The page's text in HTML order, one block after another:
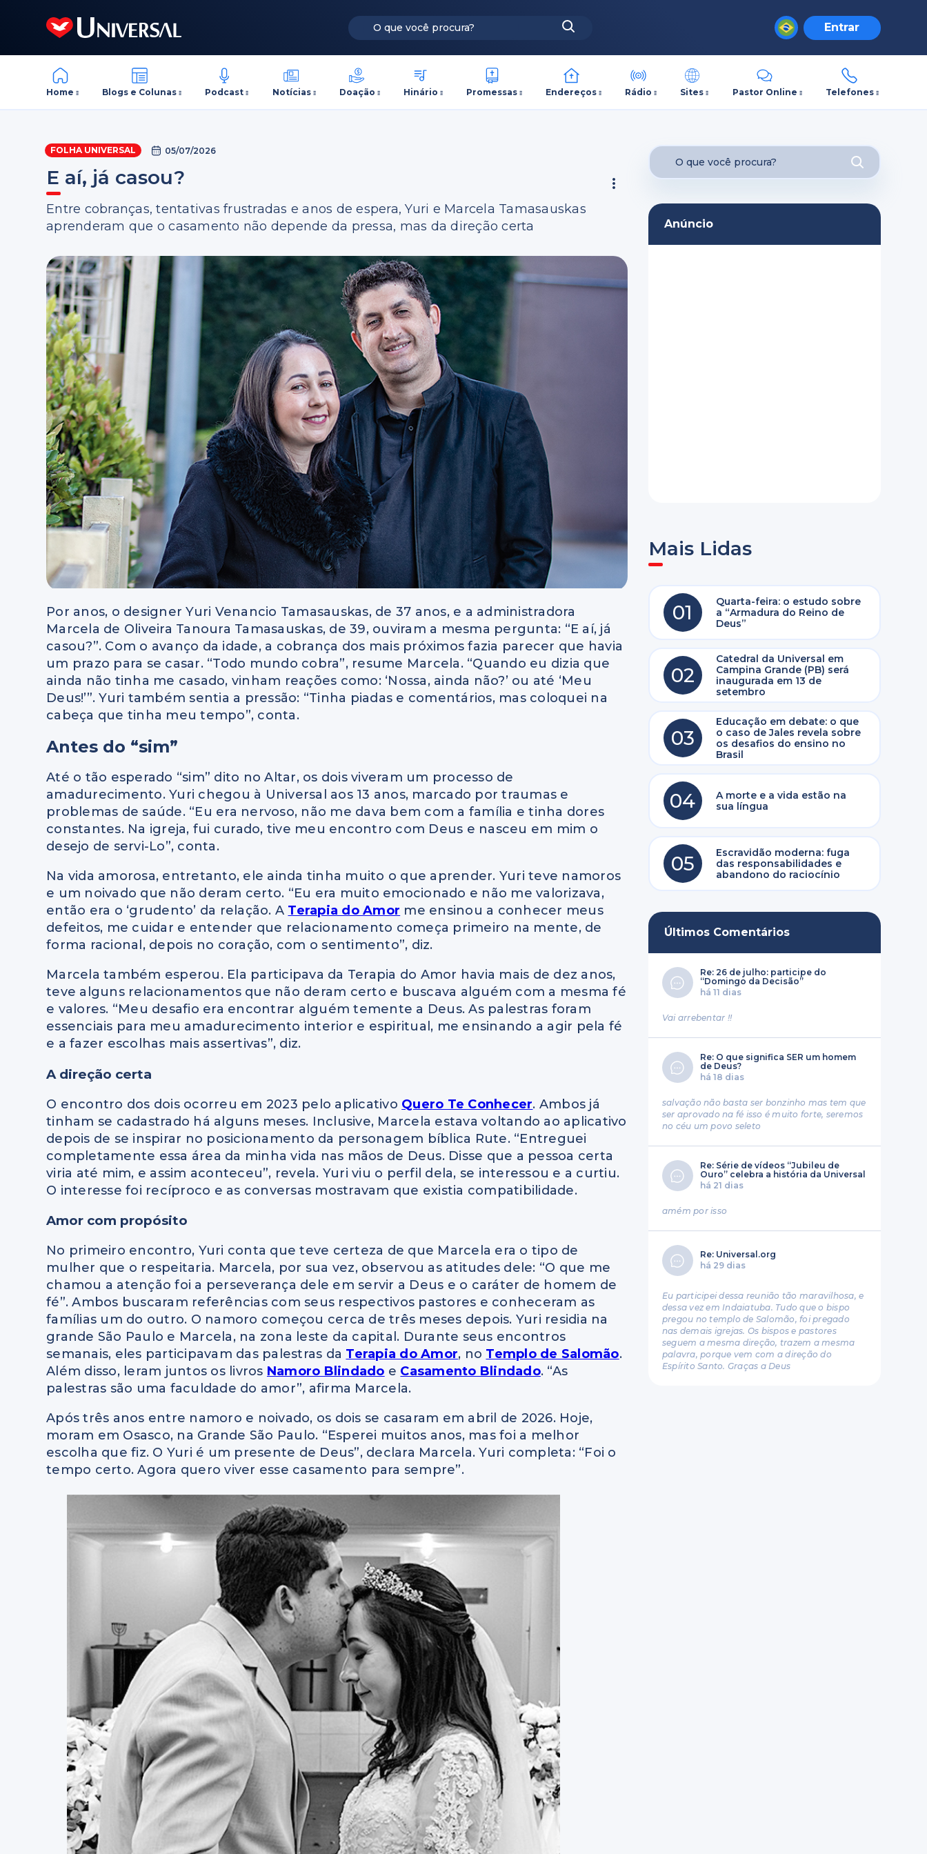
Entrar
Home Blogs e Colunas Podcast Notícias Doação Hinário Promessas Endereços Rádio Sites Pastor Online Telefones
FOLHA UNIVERSAL 05/07/2026
E aí, já casou?
Entre cobranças, tentativas frustradas e anos de espera, Yuri e Marcela Tamasauskas
aprenderam que o casamento não depende da pressa, mas da direção certa
Por anos, o designer Yuri Venancio Tamasauskas, de 37 anos, e a administradora
Marcela de Oliveira Tanoura Tamasauskas, de 39, ouviram a mesma pergunta: “E aí, já
casou?”. Com o avanço da idade, a cobrança dos mais próximos fazia parecer que havia
um prazo para se casar. “Todo mundo cobra”, resume Marcela. “Quando eu dizia que
ainda não tinha me casado, vinham reações como: ‘Nossa, ainda não?’ ou até ‘Meu
Deus!’”. Yuri também sentia a pressão: “Tinha piadas e comentários, mas coloquei na
cabeça que tinha meu tempo”, conta.
Antes do “sim”
Até o tão esperado “sim” dito no Altar, os dois viveram um processo de
amadurecimento. Yuri chegou à Universal aos 13 anos, marcado por traumas e
problemas de saúde. “Eu era nervoso, não me dava bem com a família e tinha dores
constantes. Na igreja, fui curado, tive meu encontro com Deus e nasceu em mim o
desejo de servi-Lo”, conta.
Na vida amorosa, entretanto, ele ainda tinha muito o que aprender. Yuri teve namoros
e um noivado que não deram certo. “Eu era muito emocionado e não me valorizava,
então era o ‘grudento’ da relação. A Terapia do Amor me ensinou a conhecer meus
defeitos, me cuidar e entender que relacionamento começa primeiro na mente, de
forma racional, depois no coração, com o sentimento”, diz.
Marcela também esperou. Ela participava da Terapia do Amor havia mais de dez anos,
teve alguns relacionamentos que não deram certo e buscava alguém com a mesma fé
e valores. “Meu desafio era encontrar alguém temente a Deus. As palestras foram
essenciais para meu amadurecimento interior e espiritual, me ensinando a agir pela fé
e a fazer escolhas mais assertivas”, diz.
A direção certa
O encontro dos dois ocorreu em 2023 pelo aplicativo Quero Te Conhecer. Ambos já
tinham se cadastrado há alguns meses. Inclusive, Marcela estava voltando ao aplicativo
depois de se inspirar no posicionamento da personagem bíblica Rute. “Entreguei
completamente essa área da minha vida nas mãos de Deus. Disse que a pessoa certa
viria até mim, e assim aconteceu”, revela. Yuri viu o perfil dela, se interessou e a curtiu.
O interesse foi recíproco e as conversas mostravam que existia compatibilidade.
Amor com propósito
No primeiro encontro, Yuri conta que teve certeza de que Marcela era o tipo de
mulher que o respeitaria. Marcela, por sua vez, observou as atitudes dele: “O que me
chamou a atenção foi a perseverança dele em servir a Deus e o caráter de homem de
fé”. Ambos buscaram referências com seus respectivos pastores e conheceram as
famílias um do outro. O namoro começou cerca de três meses depois. Yuri residia na
grande São Paulo e Marcela, na zona leste da capital. Durante seus encontros
semanais, eles participavam das palestras da Terapia do Amor, no Templo de Salomão.
Além disso, leram juntos os livros Namoro Blindado e Casamento Blindado. “As
palestras são uma faculdade do amor”, afirma Marcela.
Após três anos entre namoro e noivado, os dois se casaram em abril de 2026. Hoje,
moram em Osasco, na Grande São Paulo. “Esperei muitos anos, mas foi a melhor
escolha que fiz. O Yuri é um presente de Deus”, declara Marcela. Yuri completa: “Foi o
tempo certo. Agora quero viver esse casamento para sempre”.
Anúncio
Mais Lidas
01
Quarta-feira: o estudo sobre
a “Armadura do Reino de
Deus”
02
Catedral da Universal em
Campina Grande (PB) será
inaugurada em 13 de
setembro
03
Educação em debate: o que
o caso de Jales revela sobre
os desafios do ensino no
Brasil
04
A morte e a vida estão na
sua língua
05
Escravidão moderna: fuga
das responsabilidades e
abandono do raciocínio
Últimos Comentários
Re: 26 de julho: participe do
“Domingo da Decisão”
há 11 dias
Vai arrebentar !!
Re: O que significa SER um homem
de Deus?
há 18 dias
salvação não basta ser bonzinho mas tem que
ser aprovado na fé isso é muito forte, seremos
no céu um povo seleto
Re: Série de vídeos “Jubileu de
Ouro” celebra a história da Universal
há 21 dias
amém por isso
Re: Universal.org
há 29 dias
Eu participei dessa reunião tão maravilhosa, e
dessa vez em Indaiatuba. Tudo que o bispo
pregou no templo de Salomão, foi pregado
nas demais igrejas. Os bispos e pastores
seguem a mesma direção, trazem a mesma
palavra, porque vem com a direção do
Espírito Santo. Graças a Deus